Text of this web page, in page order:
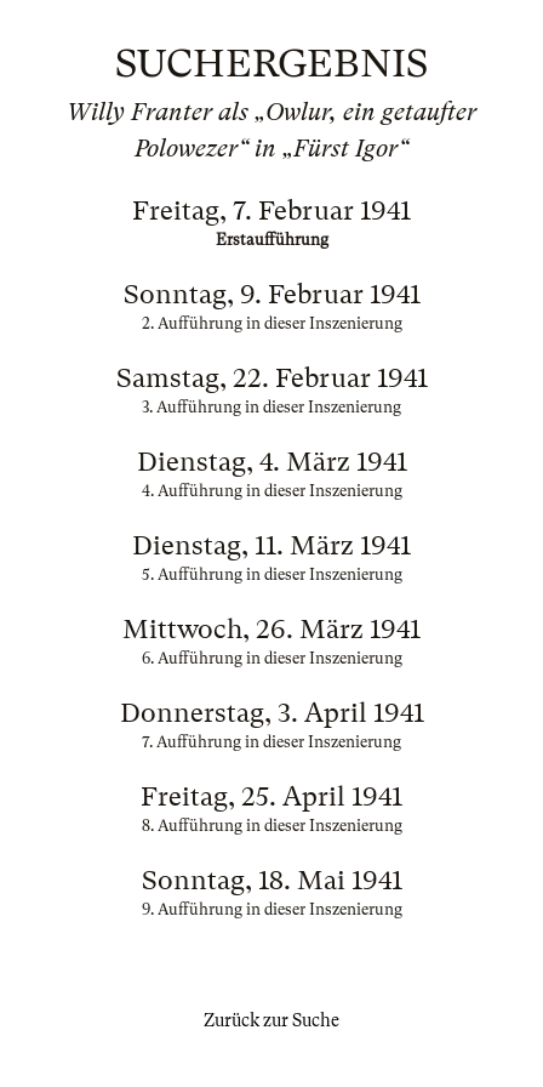
SUCHERGEBNIS
Willy Franter als „Owlur, ein getaufter
Polowezer“ in „Fürst Igor“
Freitag, 7. Februar 1941
Erstaufführung
Sonntag, 9. Februar 1941
2. Aufführung in dieser Inszenierung
Samstag, 22. Februar 1941
3. Aufführung in dieser Inszenierung
Dienstag, 4. März 1941
4. Aufführung in dieser Inszenierung
Dienstag, 11. März 1941
5. Aufführung in dieser Inszenierung
Mittwoch, 26. März 1941
6. Aufführung in dieser Inszenierung
Donnerstag, 3. April 1941
7. Aufführung in dieser Inszenierung
Freitag, 25. April 1941
8. Aufführung in dieser Inszenierung
Sonntag, 18. Mai 1941
9. Aufführung in dieser Inszenierung
Zurück zur Suche